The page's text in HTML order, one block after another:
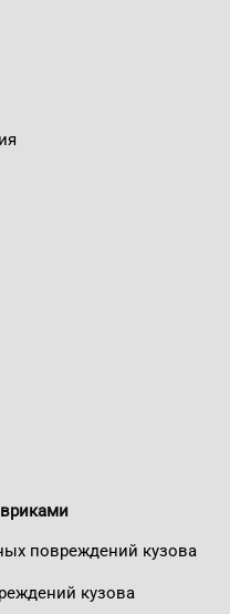
повреждений кузова
кузова